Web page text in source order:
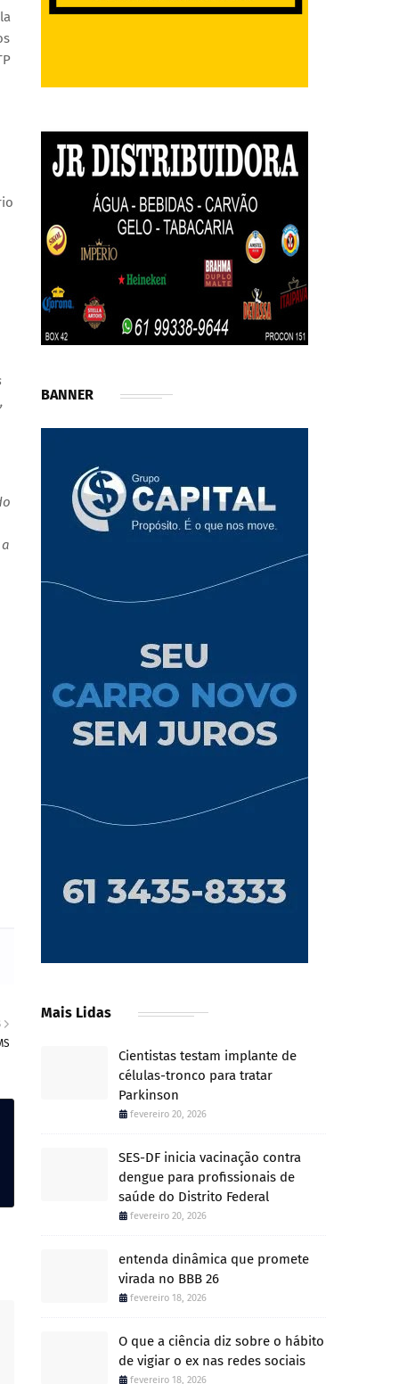
BANNER
Mais Lidas
Cientistas testam implante de
células-tronco para tratar
Parkinson
fevereiro 20, 2026
SES-DF inicia vacinação contra
dengue para profissionais de
saúde do Distrito Federal
fevereiro 20, 2026
entenda dinâmica que promete
virada no BBB 26
fevereiro 18, 2026
O que a ciência diz sobre o hábito
de vigiar o ex nas redes sociais
fevereiro 18, 2026